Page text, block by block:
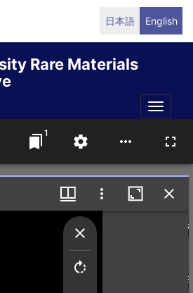
日本語 English
Rare Materials
Toggle